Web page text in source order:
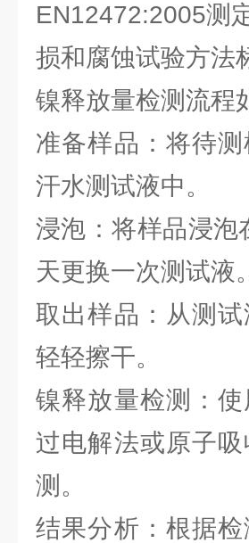
EN12472:2005测
损和腐蚀试验方法
镍释放量检测流程
准备样品：将待
汗水测试液中。
浸泡：将样品浸泡
天更换一次测试液。
取出样品：从测
轻轻擦干。
镍释放量检测：
过电解法或原子
测。
结果分析：根据